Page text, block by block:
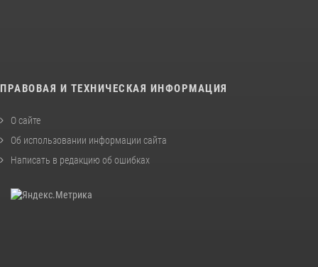
ПРАВОВАЯ И ТЕХНИЧЕСКАЯ ИНФОРМАЦИЯ
О сайте
Об использовании информации сайта
Написать в редакцию об ошибках